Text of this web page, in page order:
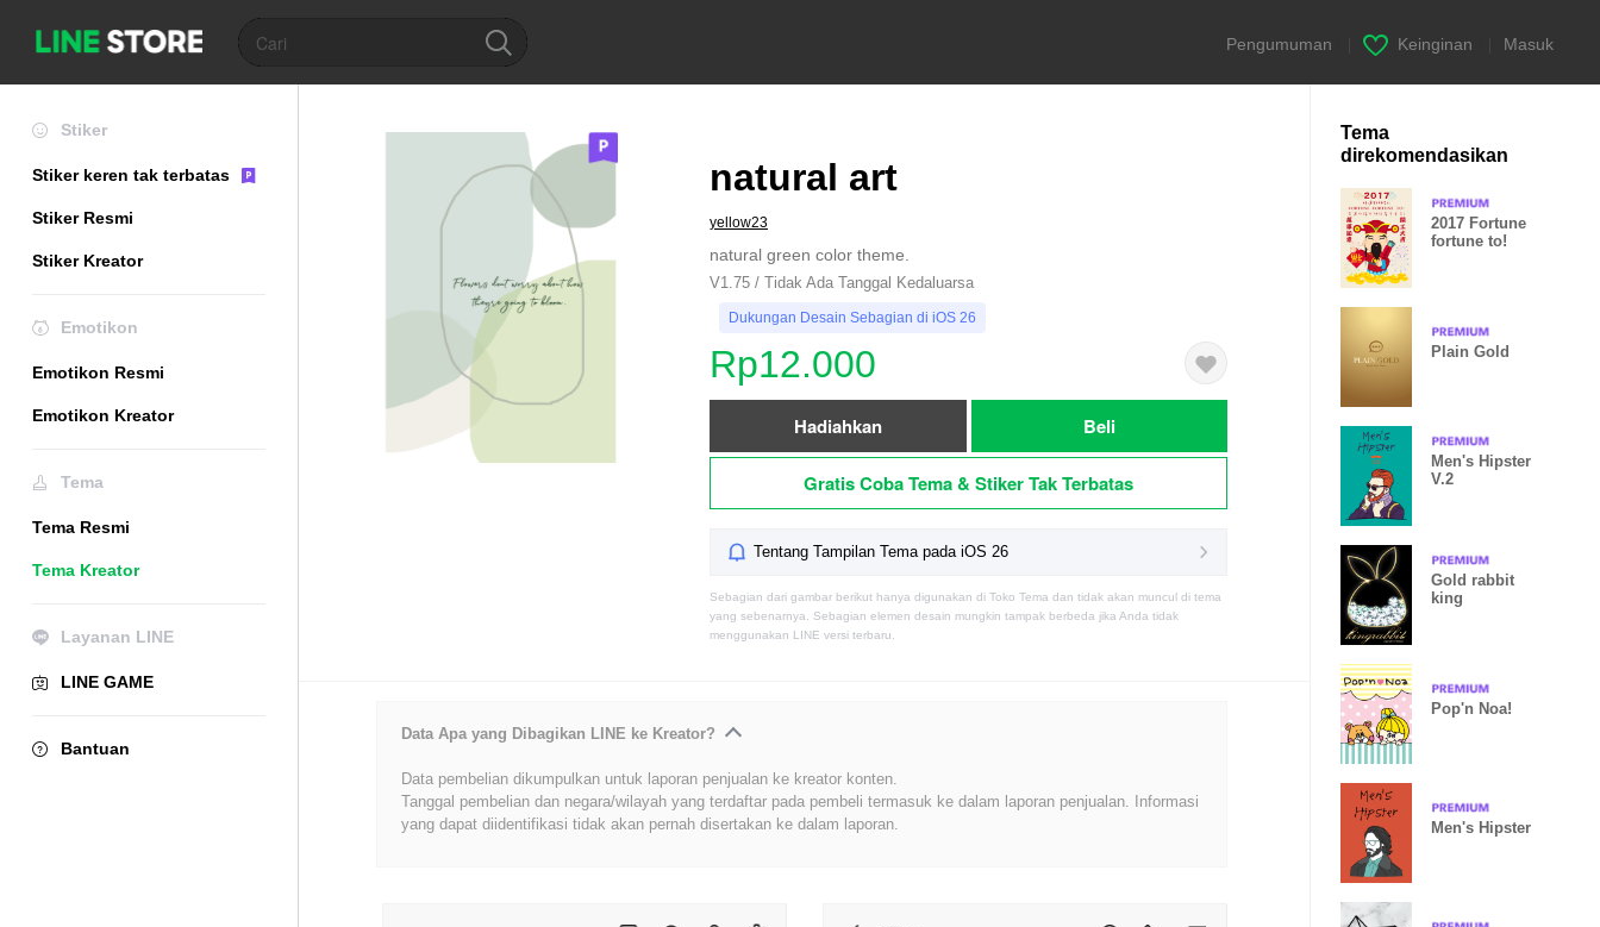
Pengumuman Keinginan Masuk
Stiker
Stiker keren tak terbatas
Stiker Resmi
Stiker Kreator
Emotikon
Emotikon Resmi
Emotikon Kreator
Tema
Tema Resmi
Tema Kreator
Layanan LINE
LINE GAME
Bantuan
natural art
yellow23
natural green color theme.
V1.75 / Tidak Ada Tanggal Kedaluarsa
Dukungan Desain Sebagian di iOS 26
Rp12.000
Hadiahkan Beli
Gratis Coba Tema & Stiker Tak Terbatas
Tentang Tampilan Tema pada iOS 26
Sebagian dari gambar berikut hanya digunakan di Toko Tema dan tidak akan muncul di tema
yang sebenarnya. Sebagian elemen desain mungkin tampak berbeda jika Anda tidak
menggunakan LINE versi terbaru.
Data Apa yang Dibagikan LINE ke Kreator?
Data pembelian dikumpulkan untuk laporan penjualan ke kreator konten.
Tanggal pembelian dan negara/wilayah yang terdaftar pada pembeli termasuk ke dalam laporan penjualan. Informasi
yang dapat diidentifikasi tidak akan pernah disertakan ke dalam laporan.
Tema
direkomendasikan
2017 Fortune
fortune to!
Plain Gold
Men's Hipster
V.2
Gold rabbit
king
Pop'n Noa!
Men's Hipster